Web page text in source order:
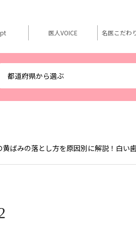
都道府県から選ぶ
医人VOICE 名医こだわ
ばみの落とし方を原因別に解説！白い